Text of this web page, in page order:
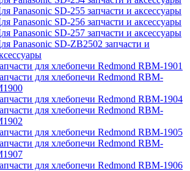
Panasonic SD-255 запчасти и аксессуары
Panasonic SD-256 запчасти и аксессуары
Panasonic SD-257 запчасти и аксессуары
Panasonic SD-ZB2502 запчасти и
для хлебопечи Redmond RBM-1901
для хлебопечи Redmond RBM-
для хлебопечи Redmond RBM-1904
для хлебопечи Redmond RBM-
для хлебопечи Redmond RBM-1905
для хлебопечи Redmond RBM-
для хлебопечи Redmond RBM-1906